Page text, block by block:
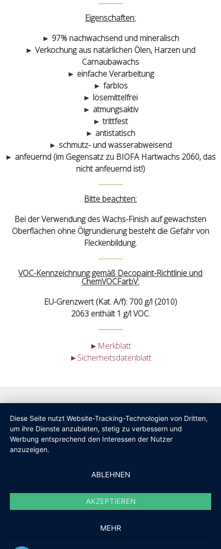
Eigenschaften:
► 97% nachwachsend und mineralisch
► Verkochung aus natärlichen Ölen, Harzen und
Carnaubawachs
► einfache Verarbeitung
► farblos
► lösemittelfrei
► atmungsaktiv
► trittfest
► antistatisch
► schmutz- und wasserabweisend
► anfeuernd (im Gegensatz zu BIOFA Hartwachs 2060, das
nicht anfeuernd ist!)
Bitte beachten:
Bei der Verwendung des Wachs-Finish auf gewachsten
Oberflächen ohne Ölgrundierung besteht die Gefahr von
Fleckenbildung.
VOC-Kennzeichnung gemäß Decopaint-Richtlinie und
ChemVOCFarbV:
EU-Grenzwert (Kat. A/f): 700 g/l (2010)
2063 enthält 1 g/l VOC.
►Merkblatt
►Sicherheitsdatenblatt
Diese Seite nutzt Website-Tracking-Technologien von Dritten,
um ihre Dienste anzubieten, stetig zu verbessern und
Werbung entsprechend den Interessen der Nutzer
anzuzeigen.
ABLEHNEN
AKZEPTIEREN
MEHR